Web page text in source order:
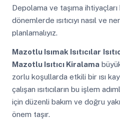
Depolama ve taşıma ihtiyaçları
dönemlerde ısıtıcıyı nasıl ve
planlamalıyız.
Mazotlu Isımak Isıtıcılar
Mazotlu Isıtıcı Kiralama
zorlu koşullarda etkili bir ısı
çalışan ısıtıcıların bu işlem
için düzenli bakım ve doğru
önem taşır.